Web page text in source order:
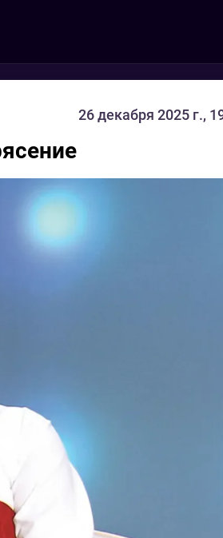
26 декабря 2025 г.,